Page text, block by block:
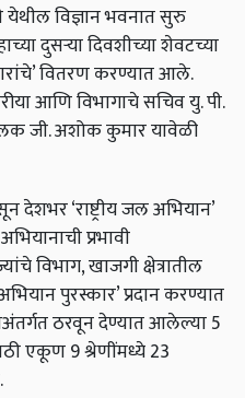
येथील विज्ञान भवनात सुरु
​दुसऱ्या​दिवशीच्या शेवटच्या
वितरण करण्यात आले.
आणि विभागाचे सचिव यु. पी.
जी. अशोक कुमार यावेळी
देशभर ‘राष्ट्रीय जल अभियान’
प्रभावी
विभाग, खाजगी क्षेत्रातील
पुरस्कार’ प्रदान करण्यात
ठरवून देण्यात आलेल्या 5
एकूण 9 श्रेणींमध्ये 23